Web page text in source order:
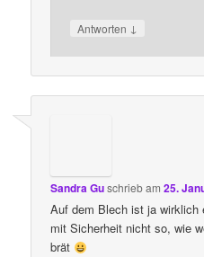
Antworten ↓
Sandra Guschriebam25.
Auf dem Blech ist ja wirklich
mit Sicherheit nicht so, wie
brät